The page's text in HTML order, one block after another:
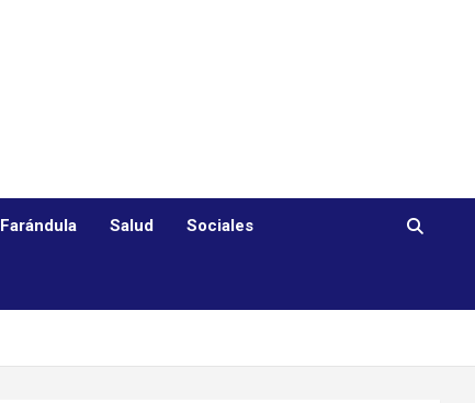
Farándula Salud Sociales